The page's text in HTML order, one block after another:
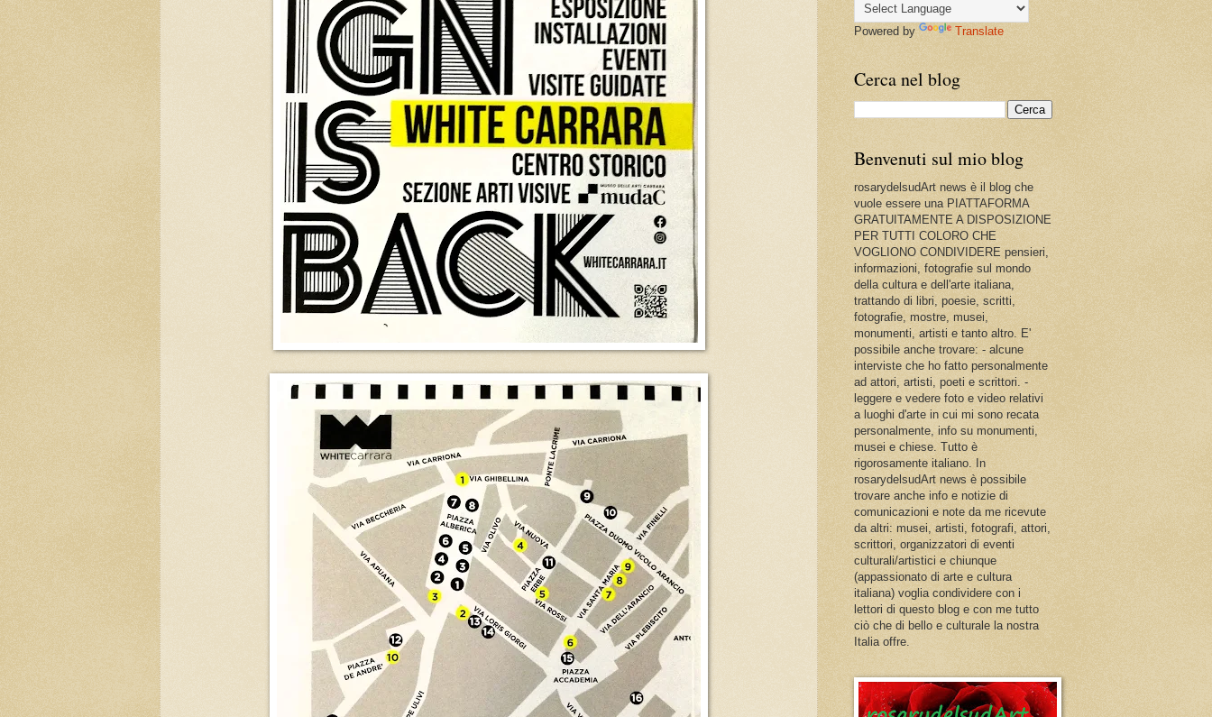
Powered by Translate
Cerca nel blog
Benvenuti sul mio blog
rosarydelsudArt news è il blog che
vuole essere una PIATTAFORMA
GRATUITAMENTE A DISPOSIZIONE
PER TUTTI COLORO CHE
VOGLIONO CONDIVIDERE pensieri,
informazioni, fotografie sul mondo
della cultura e dell'arte italiana,
trattando di libri, poesie, scritti,
fotografie, mostre, musei,
monumenti, artisti e tanto altro. E'
possibile anche trovare: - alcune
interviste che ho fatto personalmente
ad attori, artisti, poeti e scrittori. -
leggere e vedere foto e video relativi
a luoghi d'arte in cui mi sono recata
personalmente, info su monumenti,
musei e chiese. Tutto è
rigorosamente italiano. In
rosarydelsudArt news è possibile
trovare anche info e notizie di
comunicazioni e note da me ricevute
da altri: musei, artisti, fotografi, attori,
scrittori, organizzatori di eventi
culturali/artistici e chiunque
(appassionato di arte e cultura
italiana) voglia condividere con i
lettori di questo blog e con me tutto
ciò che di bello e culturale la nostra
Italia offre.